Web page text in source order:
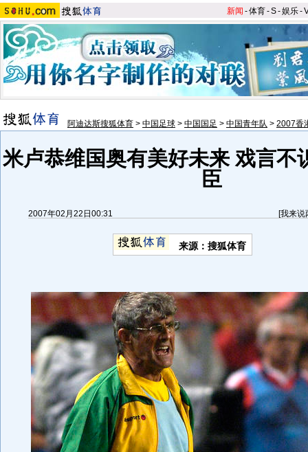
新闻 -体育-S-娱乐-
阿迪达斯搜狐体育 > 中国足球 > 中国国足 > 中国青年队 > 2007香
米卢恭维国奥有美好未来 戏言不
臣
2007年02月22日00:31 [我来说
来源：搜狐体育